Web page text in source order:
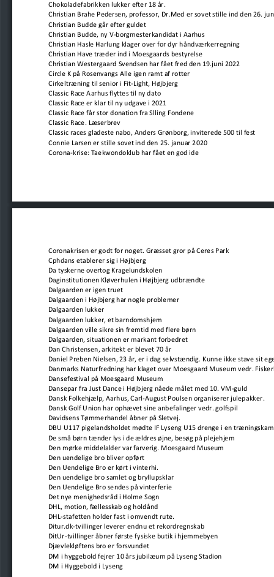
Chokoladefabrikken lukker efter 18 år.
Christian Brahe Pedersen, professor, Dr.Med er sovet stille ind den 26.
Christian Budde går efter guldet
Christian Budde, ny V-borgmesterkandidat i Aarhus
Christian Hasle Harlung klager over for dyr håndværkerregning
Christian Have træder ind i Moesgaards bestyrelse
Christian Westergaard Svendsen har fået fred den 19.juni 2022
Circle K på Rosenvangs Alle igen ramt af rotter
Cirkeltræning til senior i Fit-Light, Højbjerg
Classic Race Aarhus flyttes til ny dato
Classic Race er klar til ny udgave i 2021
Classic Race får stor donation fra Slling Fondene
Classic Race. Læserbrev
Classic races gladeste nabo, Anders Grønborg, inviterede 500 til fest
Connie Larsen er stille sovet ind den 25. januar 2020
Corona-krise: Taekwondoklub har fået en god ide
Coronakrisen er godt for noget. Græsset gror på Ceres Park
Cphdans etablerer sig i Højbjerg
Da tyskerne overtog Kragelundskolen
Daginstitutionen Kløverhulen i Højbjerg udbrændte
Dalgaarden er igen truet
Dalgaarden i Højbjerg har nogle problemer
Dalgaarden lukker
Dalgaarden lukker, et barndomshjem
Dalgaarden ville sikre sin fremtid med flere børn
Dalgaarden, situationen er markant forbedret
Dan Christensen, arkitekt er blevet 70 år
Daniel Preben Nielsen, 23 år, er i dag selvstændig. Kunne ikke stave sit
Danmarks Naturfredning har klaget over Moesgaard Museum vedr.
Dansefestival på Moesgaard Museum
Dansepar fra Just Dance i Højbjerg nåede målet med 10. VM-guld
Dansk Folkehjælp, Aarhus, Carl-August Poulsen organiserer julepakker.
Dansk Golf Union har ophævet sine anbefalinger vedr. golfspil
Davidsens Tømmerhandel åbner på Sletvej.
DBU U117 pigelandsholdet mødte IF Lyseng U15 drenge i en
De små børn tænder lys i de ældres øjne, besøg på plejehjem
Den mørke middelalder var farverig. Moesgaard Museum
Den uendelige bro bliver opført
Den Uendelige Bro er kørt i vinterhi.
Den uendelige bro samlet og bryllupsklar
Den Uendelige Bro sendes på vinterferie
Det nye menighedsråd i Holme Sogn
DHL, motion, fællesskab og holdånd
DHL-stafetten holder fast i omvendt rute.
Ditur.dk-tvillinger leverer endnu et rekordregnskab
DitUr-tvillinger åbner første fysiske butik i hjemmebyen
Djævlekløftens bro er forsvundet
DM i hyggebold fejrer 10 års jubilæum på Lyseng Stadion
DM i Hyggebold i Lyseng